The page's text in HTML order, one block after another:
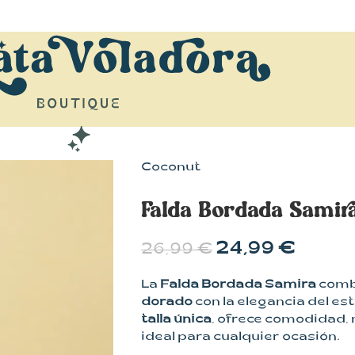
Coconut
Falda Bordada
26,99€ 24,99 €
La Falda Bordada Samira
doradocon la elegancia del
talla única, ofrece
ideal para cualquier ocasión.